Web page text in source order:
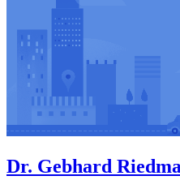
Dr. Gebhard